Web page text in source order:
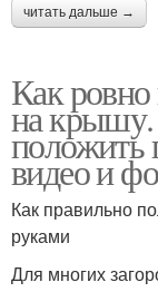
читать дальше →
Как
на крышу.
положить
видео и
Как правильно
руками
Для многих